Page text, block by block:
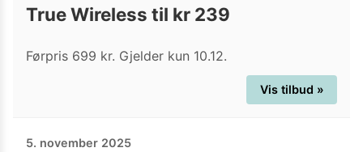
True Wireless til kr 239
Førpris 699 kr. Gjelder kun 10.12.
Vis tilbud »
5. november 2025